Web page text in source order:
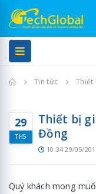
Trang chủ
Tin tức Thiết
29
TH5
Thiết bị
Đồng
10:34 29/05/
Quý khách mong